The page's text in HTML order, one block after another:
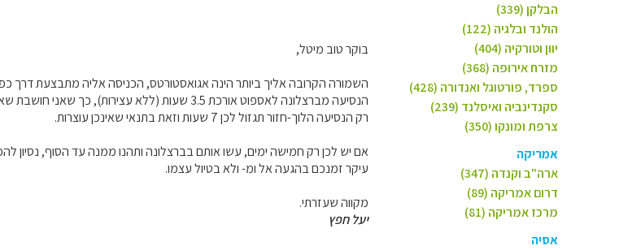
הבלקן (339)
הולנד ובלגיה (122)
יוון וטורקיה (404)
מזרח אירופה (368)
ספרד, פורטוגל ואנדורה (428)
סקנדינביה ואיסלנד (239)
צרפת ומונקו (350)
אמריקה
ארה"ב וקנדה (347)
דרום אמריקה (89)
מרכז אמריקה (81)
אסיה
בוקר טוב מיטל,
השמורה הקרובה אליך ביותר הינה אגואסטורטס, הכניסה אליה מתבצעת דרך
הנסיעה מברצלונה לאספוט אורכת 3.5 שעות (ללא
רק הנסיעה הלוך-חזור תגזול לכן 7 שעות וזאת בתנאי שאינכן עוצרות.
אם יש לכן רק חמישה ימים, עשו אותם בברצלונה ותהנו ממנה עד הסוף, נסיון
עיקר זמנכם בהגעה אל ומ- ולא בטיול עצמו.
מקווה שעזרתי.
יעל חפץ